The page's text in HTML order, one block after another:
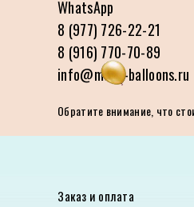
WhatsApp
8 (977) 726-22-21
8 (916) 770-70-89
info@made-balloons.ru
Обратите внимание, что
Заказ и оплата